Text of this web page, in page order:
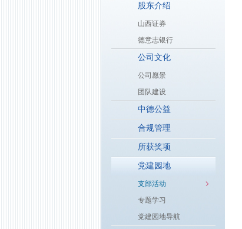
股东介绍
山西证券
德意志银行
公司文化
公司愿景
团队建设
中德公益
合规管理
所获奖项
党建园地
支部活动
专题学习
党建园地导航